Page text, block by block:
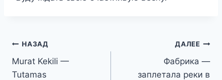
Навигация
по
НАЗАД
Murat Kekili —
Tutamas
ДАЛЕЕ
Фабрика —
заплетала реки в